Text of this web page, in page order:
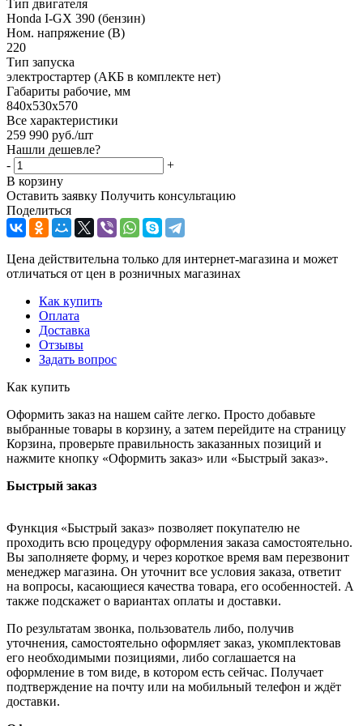
Тип двигателя
Honda I-GX 390 (бензин)
Ном. напряжение (В)
220
Тип запуска
электростартер (АКБ в комплекте нет)
Габариты рабочие, мм
840х530х570
Все характеристики
259 990 руб./шт
Нашли дешевле?
-
+
В корзину
Оставить заявку Получить консультацию
Поделиться
Цена действительна только для интернет-магазина и может
отличаться от цен в розничных магазинах
Как купить
Оплата
Доставка
Отзывы
Задать вопрос
Как купить
Оформить заказ на нашем сайте легко. Просто добавьте
выбранные товары в корзину, а затем перейдите на страницу
Корзина, проверьте правильность заказанных позиций и
нажмите кнопку «Оформить заказ» или «Быстрый заказ».
Быстрый заказ
Функция «Быстрый заказ» позволяет покупателю не
проходить всю процедуру оформления заказа самостоятельно.
Вы заполняете форму, и через короткое время вам перезвонит
менеджер магазина. Он уточнит все условия заказа, ответит
на вопросы, касающиеся качества товара, его особенностей. А
также подскажет о вариантах оплаты и доставки.
По результатам звонка, пользователь либо, получив
уточнения, самостоятельно оформляет заказ, укомплектовав
его необходимыми позициями, либо соглашается на
оформление в том виде, в котором есть сейчас. Получает
подтверждение на почту или на мобильный телефон и ждёт
доставки.